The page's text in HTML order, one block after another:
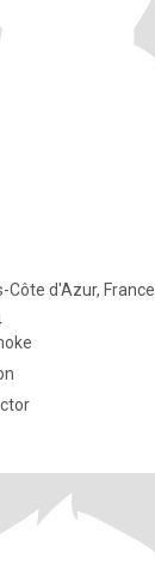
Côte d'Azur, France